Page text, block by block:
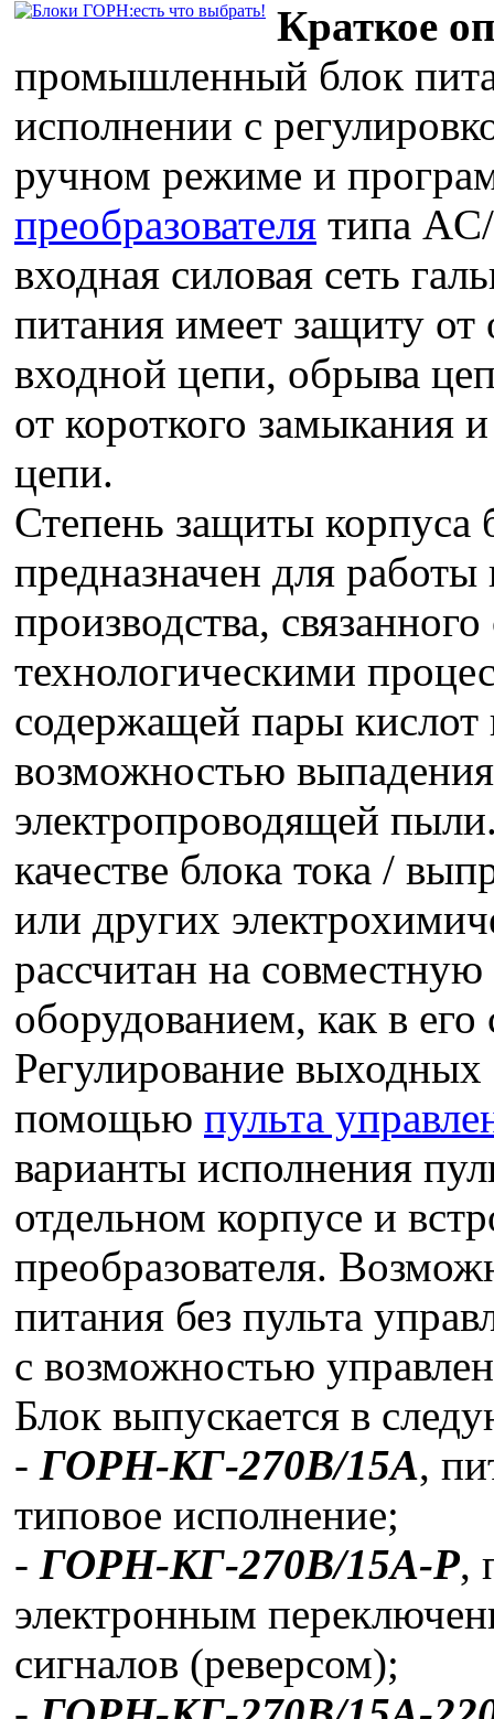
Краткое
промышленный блок
исполнении с
ручном режиме и
преобразователя типа
входная силовая сеть
питания имеет защиту от
входной цепи, обрыва
от короткого замыкания
цепи.
Степень защиты корпуса
предназначен для
производства,
технологическими
содержащей пары кислот
возможностью
электропроводящей
качестве блока тока /
или других
рассчитан на
оборудованием, как в его
Регулирование выходных
помощью пульта
варианты исполнения
отдельном корпусе и
преобразователя.
питания без пульта
с возможностью
Блок выпускается в
- ГОРН-КГ-270В/15А,
типовое исполнение;
- ГОРН-КГ-270В/15А-Р,
электронным
сигналов (реверсом);